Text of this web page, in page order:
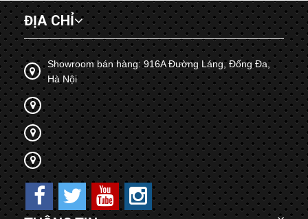
ĐỊA CHỈ
Showroom bán hàng: 916A Đường Láng, Đống Đa,
Hà Nội